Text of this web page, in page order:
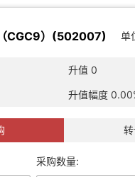
CGC9）(502007) 单
升值 0
升值幅度
采购数量: